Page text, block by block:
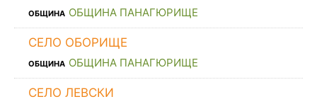
ОБЩИНА ОБЩИНА ПАНАГЮРИЩЕ
СЕЛО ОБОРИЩЕ
ОБЩИНА ОБЩИНА ПАНАГЮРИЩЕ
СЕЛО ЛЕВСКИ